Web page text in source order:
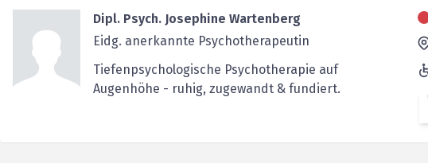
Dipl. Psych. Josephine Wartenberg
Eidg. anerkannte Psychotherapeutin
Tiefenpsychologische Psychotherapie auf
Augenhöhe - ruhig, zugewandt & fundiert.